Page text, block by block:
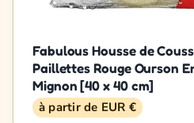
Fabulous Housse de
Paillettes Rouge Ourson
Mignon [40 x 40 cm]
à partir de EUR €